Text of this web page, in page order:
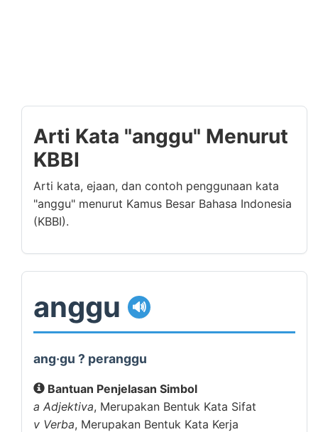
Arti Kata "anggu" Menurut
KBBI
Arti kata, ejaan, dan contoh penggunaan kata
"anggu" menurut Kamus Besar Bahasa Indonesia
(KBBI).
anggu 🔊
ang·gu ? peranggu
Bantuan Penjelasan Simbol
a Adjektiva, Merupakan Bentuk Kata Sifat
v Verba, Merupakan Bentuk Kata Kerja